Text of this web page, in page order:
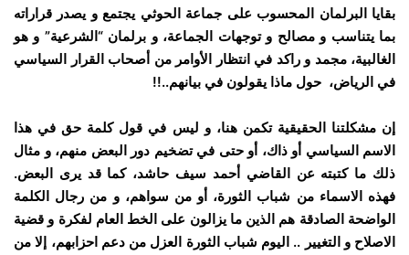
بقايا البرلمان المحسوب على جماعة الحوثي يجتمع و يصدر قراراته
بما يتناسب و مصالح و توجهات الجماعة، و برلمان “الشرعية” و هو
الغالبية، مجمد و راكد في انتظار الأوامر من أصحاب القرار السياسي
في الرياض، حول ماذا يقولون في بيانهم..!!
إن مشكلتنا الحقيقية تكمن هنا، و ليس في قول كلمة حق في هذا
الاسم السياسي أو ذاك، أو حتى في تضخيم دور البعض منهم، و مثال
ذلك ما كتبته عن القاضي أحمد سيف حاشد، كما قد يرى البعض.
فهذه الاسماء من شباب الثورة، أو من سواهم، و من رجال الكلمة
الواضحة الصادقة هم الذين ما يزالون على الخط العام لفكرة و قضية
الاصلاح و التغيير .. اليوم شباب الثورة العزل من دعم احزابهم، إلا من